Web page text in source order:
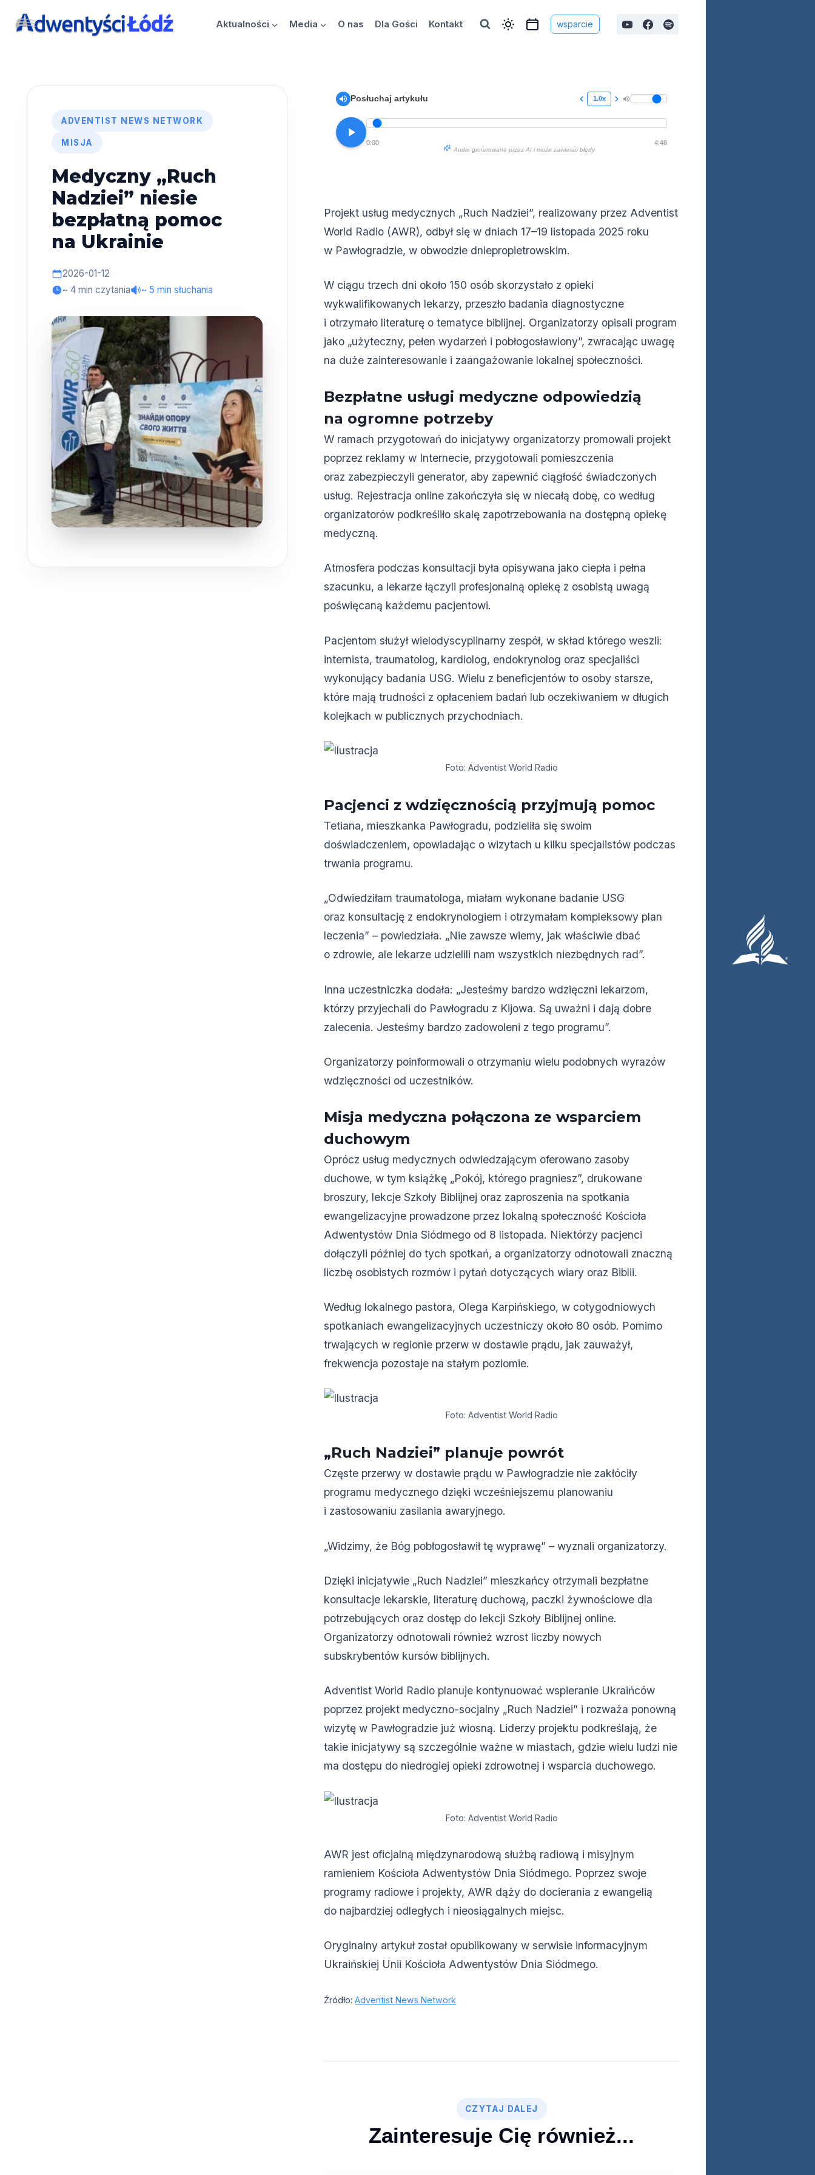
Aktualności Media O nas Dla Gości Kontakt wsparcie
ADVENTIST NEWS NETWORK
MISJA
Medyczny „Ruch
Nadziei” niesie
bezpłatną pomoc
na Ukrainie
2026-01-12
~ 4 min czytania
~ 5 min słuchania
Posłuchaj artykułu 1.0x
0:00 4:48
Audio generowane przez AI i może zawierać błędy
Projekt usług medycznych „Ruch Nadziei”, realizowany przez Adventist
World Radio (AWR), odbył się w dniach 17–19 listopada 2025 roku
w Pawłogradzie, w obwodzie dniepropietrowskim.
W ciągu trzech dni około 150 osób skorzystało z opieki
wykwalifikowanych lekarzy, przeszło badania diagnostyczne
i otrzymało literaturę o tematyce biblijnej. Organizatorzy opisali program
jako „użyteczny, pełen wydarzeń i pobłogosławiony”, zwracając uwagę
na duże zainteresowanie i zaangażowanie lokalnej społeczności.
Bezpłatne usługi medyczne odpowiedzią
na ogromne potrzeby
W ramach przygotowań do inicjatywy organizatorzy promowali projekt
poprzez reklamy w Internecie, przygotowali pomieszczenia
oraz zabezpieczyli generator, aby zapewnić ciągłość świadczonych
usług. Rejestracja online zakończyła się w niecałą dobę, co według
organizatorów podkreśliło skalę zapotrzebowania na dostępną opiekę
medyczną.
Atmosfera podczas konsultacji była opisywana jako ciepła i pełna
szacunku, a lekarze łączyli profesjonalną opiekę z osobistą uwagą
poświęcaną każdemu pacjentowi.
Pacjentom służył wielodyscyplinarny zespół, w skład którego weszli:
internista, traumatolog, kardiolog, endokrynolog oraz specjaliści
wykonujący badania USG. Wielu z beneficjentów to osoby starsze,
które mają trudności z opłaceniem badań lub oczekiwaniem w długich
kolejkach w publicznych przychodniach.
Foto: Adventist World Radio
Pacjenci z wdzięcznością przyjmują pomoc
Tetiana, mieszkanka Pawłogradu, podzieliła się swoim
doświadczeniem, opowiadając o wizytach u kilku specjalistów podczas
trwania programu.
„Odwiedziłam traumatologa, miałam wykonane badanie USG
oraz konsultację z endokrynologiem i otrzymałam kompleksowy plan
leczenia” – powiedziała. „Nie zawsze wiemy, jak właściwie dbać
o zdrowie, ale lekarze udzielili nam wszystkich niezbędnych rad”.
Inna uczestniczka dodała: „Jesteśmy bardzo wdzięczni lekarzom,
którzy przyjechali do Pawłogradu z Kijowa. Są uważni i dają dobre
zalecenia. Jesteśmy bardzo zadowoleni z tego programu”.
Organizatorzy poinformowali o otrzymaniu wielu podobnych wyrazów
wdzięczności od uczestników.
Misja medyczna połączona ze wsparciem
duchowym
Oprócz usług medycznych odwiedzającym oferowano zasoby
duchowe, w tym książkę „Pokój, którego pragniesz”, drukowane
broszury, lekcje Szkoły Biblijnej oraz zaproszenia na spotkania
ewangelizacyjne prowadzone przez lokalną społeczność Kościoła
Adwentystów Dnia Siódmego od 8 listopada. Niektórzy pacjenci
dołączyli później do tych spotkań, a organizatorzy odnotowali znaczną
liczbę osobistych rozmów i pytań dotyczących wiary oraz Biblii.
Według lokalnego pastora, Olega Karpińskiego, w cotygodniowych
spotkaniach ewangelizacyjnych uczestniczy około 80 osób. Pomimo
trwających w regionie przerw w dostawie prądu, jak zauważył,
frekwencja pozostaje na stałym poziomie.
Foto: Adventist World Radio
„Ruch Nadziei” planuje powrót
Częste przerwy w dostawie prądu w Pawłogradzie nie zakłóciły
programu medycznego dzięki wcześniejszemu planowaniu
i zastosowaniu zasilania awaryjnego.
„Widzimy, że Bóg pobłogosławił tę wyprawę” – wyznali organizatorzy.
Dzięki inicjatywie „Ruch Nadziei” mieszkańcy otrzymali bezpłatne
konsultacje lekarskie, literaturę duchową, paczki żywnościowe dla
potrzebujących oraz dostęp do lekcji Szkoły Biblijnej online.
Organizatorzy odnotowali również wzrost liczby nowych
subskrybentów kursów biblijnych.
Adventist World Radio planuje kontynuować wspieranie Ukraińców
poprzez projekt medyczno-socjalny „Ruch Nadziei” i rozważa ponowną
wizytę w Pawłogradzie już wiosną. Liderzy projektu podkreślają, że
takie inicjatywy są szczególnie ważne w miastach, gdzie wielu ludzi nie
ma dostępu do niedrogiej opieki zdrowotnej i wsparcia duchowego.
Foto: Adventist World Radio
AWR jest oficjalną międzynarodową służbą radiową i misyjnym
ramieniem Kościoła Adwentystów Dnia Siódmego. Poprzez swoje
programy radiowe i projekty, AWR dąży do docierania z ewangelią
do najbardziej odległych i nieosiągalnych miejsc.
Oryginalny artykuł został opublikowany w serwisie informacyjnym
Ukraińskiej Unii Kościoła Adwentystów Dnia Siódmego.
Źródło:Adventist News Network
CZYTAJ DALEJ
Zainteresuje Cię również...